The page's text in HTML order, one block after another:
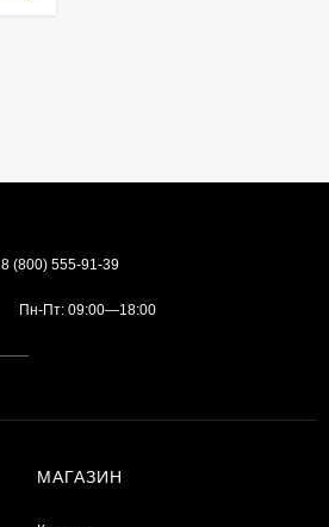
8 (800) 555-91-39
Пн-Пт: 09:00—18:00
МАГАЗИН